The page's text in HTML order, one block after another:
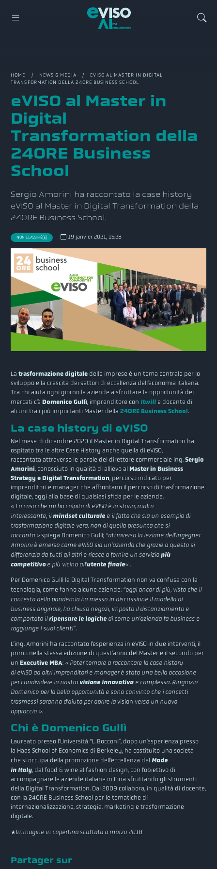
HOME / NEWS & MEDIA / EVISO AL MASTER IN DIGITAL
TRANSFORMATION DELLA 24ORE BUSINESS SCHOOL
eVISO al Master in
Digital
Transformation della
24ORE Business
School
Sergio Amorini ha raccontato la case history
eVISO al Master in Digital Transformation della
24ORE Business School.
NON CLASSIFIÉ(E) 19 janvier 2021, 15:28
Latrasformazione digitale delle imprese è un tema centrale per lo
sviluppo e la crescita dei settori di eccellenza dell’economia italiana.
Tra chi aiuta ogni giorno le aziende a sfruttare le opportunità dei
mercati c’èDomenico Gullì, imprenditore con Itwill e docente di
alcuni tra i più importanti Master della24ORE Business School.
La case history di eVISO
Nel mese di dicembre 2020 il Master in Digital Transformation ha
ospitato tra le altre Case History anche quella di eVISO,
raccontata attraverso le parole del direttore commerciale ing.Sergio
Amorini, conosciuto in qualità di allievo alMaster in Business
Strategy e Digital Transformation, percorso indicato per
imprenditori e manager che affrontano il percorso di trasformazione
digitale, oggi alla base di qualsiasi sfida per le aziende.
« La cosa che mi ha colpito di eVISO è la storia, molto
interessante, ilmindset culturale e il fatto che sia un esempio di
trasformazione digitale vera, non di quella presunta che si
racconta » spiega Domenico Gullì; “attraverso la lezione dell’ingegner
Amorini è emerso come eVISO sia un’azienda che grazie a questo si
differenzia da tutti gli altri e riesce a fornire un serviziopiù
competitivoe più vicino all’utente finale«.
Per Domenico Gullì la Digital Transformation non va confusa con la
tecnologia, come fanno alcune aziende: “oggi ancor di più, visto che il
contesto della pandemia ha messo in discussione il modello di
business originale, ha chiuso negozi, imposto il distanziamento e
comportato il ripensare le logiche di come un’azienda fa business e
raggiunge i suoi clienti”.
L’ing. Amorini ha raccontato l’esperienza in eVISO in due interventi, il
primo nella stessa edizione di quest’anno del Master e il secondo per
unExecutive MBA: « Poter tornare a raccontare la case history
di eVISO ad altri imprenditori e manager è stata una bella occasione
per condividere la nostra visione innovativa e complessa. Ringrazio
Domenico per la bella opportunità e sono convinto che i concetti
trasmessi saranno d’aiuto per aprire lavision verso un nuovo
approccio ».
Chi è Domenico Gullì
Laureato presso l’Università “L. Bocconi”, dopo un’esperienza presso
la Haas School of Economics di Berkeley, ha costituito una società
che si occupa della promozione dell’eccellenza del Made
in Italy, dal food & wine al fashion design, con l’obiettivo di
accompagnare le aziende italiane in Cina sfruttando gli strumenti
della Digital Transformation. Dal 2009 collabora, in qualità di docente,
con la 24ORE Business School per le tematiche di
internazionalizzazione, strategia, marketing e trasformazione
digitale.
*Immagine in copertina scattata a marzo 2018
Partager sur